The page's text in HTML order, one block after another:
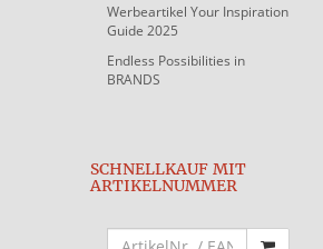
Werbeartikel Your Inspiration
Guide 2025
Endless Possibilities in
BRANDS
SCHNELLKAUF MIT
ARTIKELNUMMER